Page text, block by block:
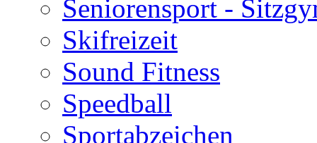
Seniorensport -
Skifreizeit
Sound Fitness
Speedball
Sportabzeichen